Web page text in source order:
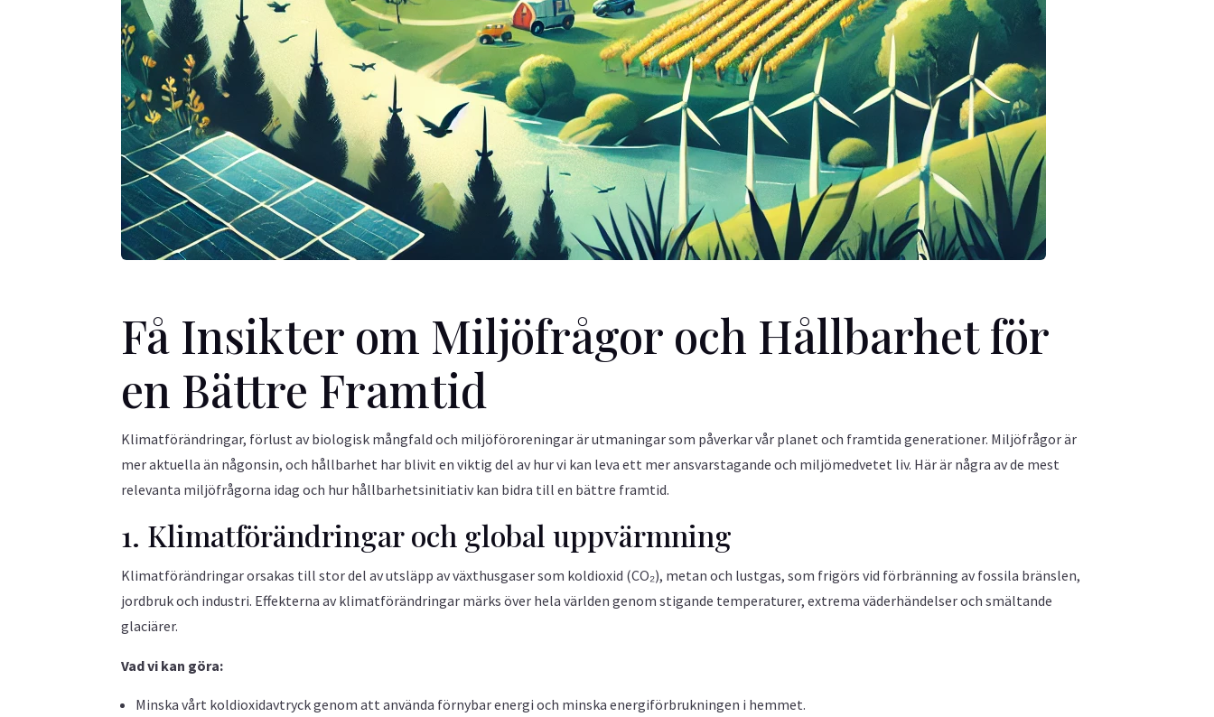
Få Insikter om Miljöfrågor och Hållbarhet för
en Bättre Framtid
Klimatförändringar, förlust av biologisk mångfald och miljöföroreningar är utmaningar som påverkar vår planet och framtida generationer. Miljöfrågor är
mer aktuella än någonsin, och hållbarhet har blivit en viktig del av hur vi kan leva ett mer ansvarstagande och miljömedvetet liv. Här är några av de mest
relevanta miljöfrågorna idag och hur hållbarhetsinitiativ kan bidra till en bättre framtid.
1. Klimatförändringar och global uppvärmning
Klimatförändringar orsakas till stor del av utsläpp av växthusgaser som koldioxid (CO₂), metan och lustgas, som frigörs vid förbränning av fossila bränslen,
jordbruk och industri. Effekterna av klimatförändringar märks över hela världen genom stigande temperaturer, extrema väderhändelser och smältande
glaciärer.
Vad vi kan göra:
Minska vårt koldioxidavtryck genom att använda förnybar energi och minska energiförbrukningen i hemmet.